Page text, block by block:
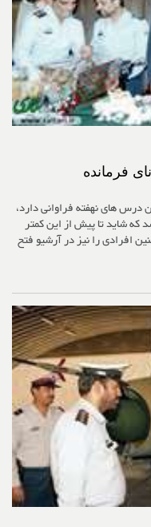
های نهفته فراوانی دارد،
که شاید تا پیش از این کمتر
افرادی را نیز در آرشیو فتح